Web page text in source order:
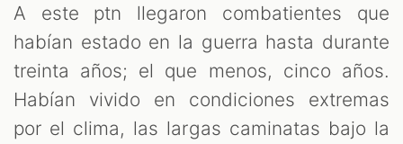
A este ptn llegaron combatientes que
habían estado en la guerra hasta durante
treinta años; el que menos, cinco años.
Habían vivido en condiciones extremas
por el clima, las largas caminatas bajo la